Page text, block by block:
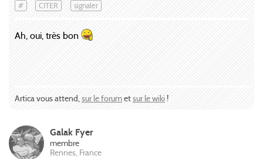
# CITER signaler
Ah, oui, très bon
Artica vous attend,sur le forumetsur le wiki!
Galak Fyer
membre
Rennes, France